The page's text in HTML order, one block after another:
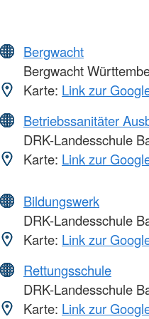
Bergwacht
Bergwacht
Karte: Link zur
Betriebssanitäter
DRK-Landesschule
Karte: Link zur
Bildungswerk
DRK-Landesschule
Karte: Link zur
Rettungsschule
DRK-Landesschule
Karte: Link zur